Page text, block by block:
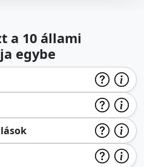
a 10 állami
egybe